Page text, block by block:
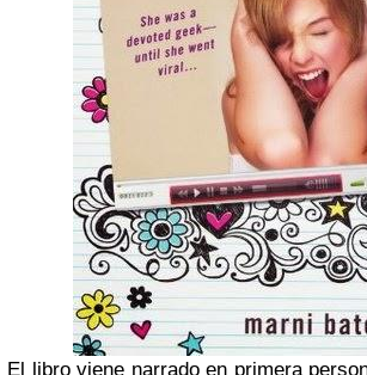
El libro viene narrado en primera